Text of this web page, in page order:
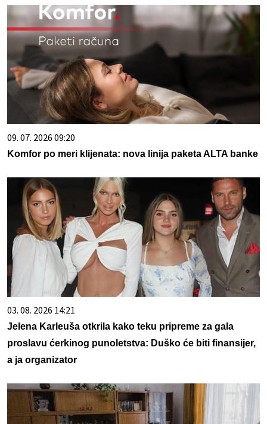
09. 07. 2026 09:20
Komfor po meri klijenata: nova linija paketa ALTA banke
03. 08. 2026 14:21
Jelena Karleuša otkrila kako teku pripreme za gala
proslavu ćerkinog punoletstva: Duško će biti finansijer,
a ja organizator